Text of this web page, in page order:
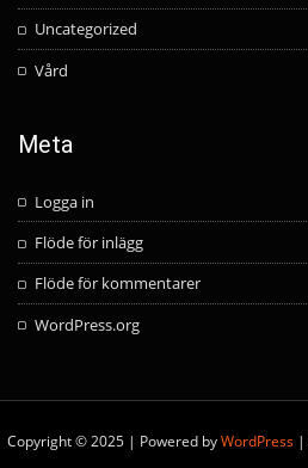
Uncategorized
Vård
Meta
Logga in
Flöde för inlägg
Flöde för kommentarer
WordPress.org
Copyright © 2025 | Powered byWordPress |